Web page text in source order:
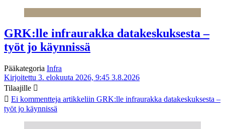
GRK:lle infraurakka datakeskuksesta –
työt jo käynnissä
Pääkategoria Infra
Kirjoitettu 3. elokuuta 2026, 9:45 3.8.2026
Tilaajille
Ei kommentteja artikkeliin GRK:lle infraurakka datakeskuksesta –
työt jo käynnissä